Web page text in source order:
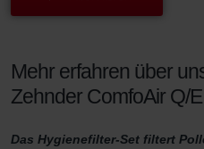
Mehr erfahren über
Zehnder ComfoAir Q/
Das Hygienefilter-Set filtert